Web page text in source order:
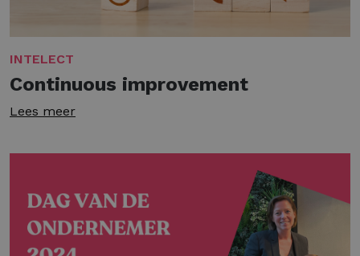
INTELECT
Continuous improvement
Lees meer